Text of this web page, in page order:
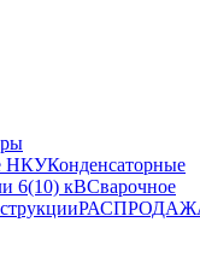
НКУКонденсаторные
6(10) кВСварочное